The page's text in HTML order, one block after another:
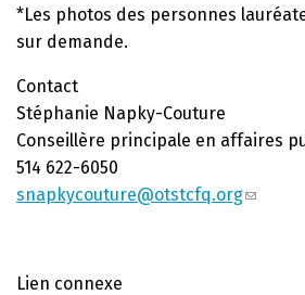
*Les photos des personnes
sur demande.
Contact
Stéphanie Napky-Couture
Conseillère principale en affaires
514 622-6050
snapkycouture@otstcfq.org
Lien connexe